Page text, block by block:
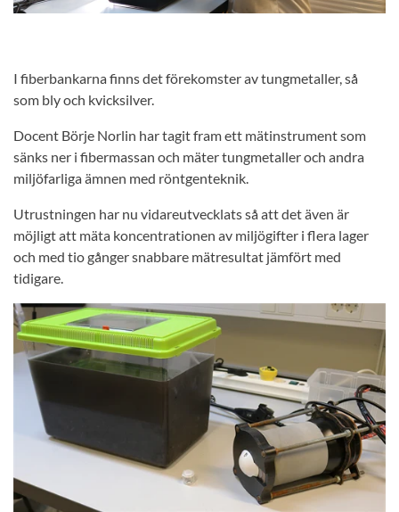
I fiberbankarna finns det förekomster av tungmetaller, så
som bly och kvicksilver.
Docent Börje Norlin har tagit fram ett mätinstrument som
sänks ner i fibermassan och mäter tungmetaller och andra
miljöfarliga ämnen med röntgenteknik.
Utrustningen har nu vidareutvecklats så att det även är
möjligt att mäta koncentrationen av miljögifter i flera lager
och med tio gånger snabbare mätresultat jämfört med
tidigare.